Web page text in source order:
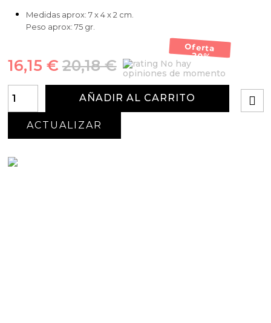
Medidas aprox: 7 x 4 x 2 cm.
Peso aprox: 75 gr.
Oferta
-20%
20,18 €
16,15 €
No hay
opiniones de momento
AÑADIR AL CARRITO